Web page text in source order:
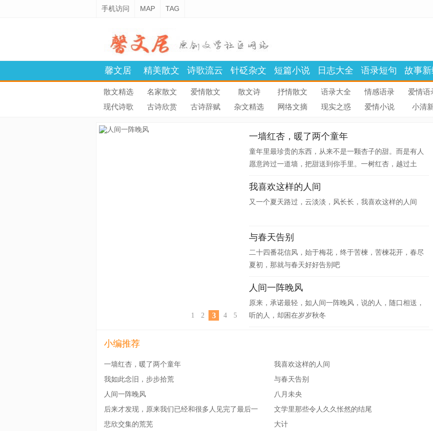
手机访问 MAP TAG
馨文居 精美散文 诗歌流云 针砭杂文 短篇小说 日志大全 语录短句 故事新
散文精选 名家散文 爱情散文 散文诗 抒情散文 语录大全 情感语录 爱情语
现代诗歌
古诗欣赏 古诗辞赋 杂文精选 网络文摘 现实之惑 爱情小说 小清
1 2 3 4 5
一墙红杏，暖了两个童年
童年里最珍贵的东西，从来不是一颗杏子的甜。而是有人
愿意跨过一道墙，把甜送到你手里。一树红杏，越过土
里最干净的一束光。
我喜欢这样的人间
又一个夏天路过，云淡淡，风长长，我喜欢这样的人间
与春天告别
二十四番花信风，始于梅花，终于苦楝，苦楝花开，春尽
夏初，那就与春天好好告别吧
人间一阵晚风
原来，承诺最轻，如人间一阵晚风，说的人，随口相送，
听的人，却困在岁岁秋冬
小编推荐
一墙红杏，暖了两个童年
我喜欢这样的人间
我如此念旧，步步拾荒
与春天告别
人间一阵晚风
八月未央
后来才发现，原来我们已经和很多人见完了最后一
面
文学里那些令人久久怅然的结尾
悲欣交集的荒芜
大计